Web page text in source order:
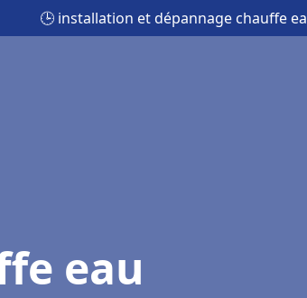
🕒 installation et dépannage chauffe
eau